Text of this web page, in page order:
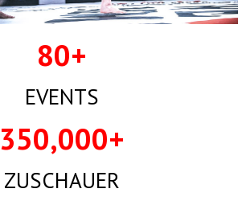
80+
EVENTS
350,000+
ZUSCHAUER